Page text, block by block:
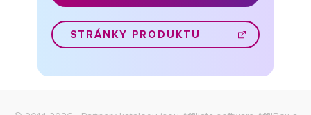
STRÁNKY PRODUKTU